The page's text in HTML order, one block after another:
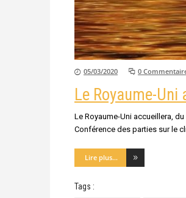
05/03/2020 0
Le Royaume-
Le Royaume-Uni accueillera,
Conférence des parties sur le
Lire plus...
Tags :